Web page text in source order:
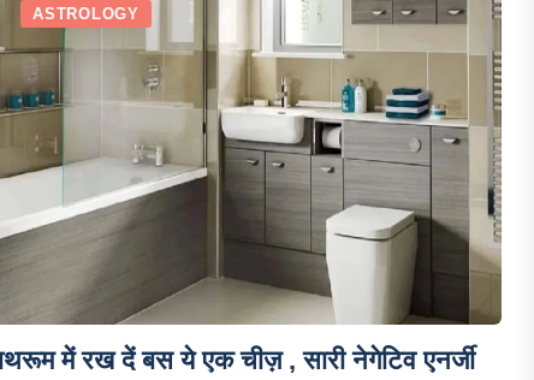
ASTROLOGY
में रख दें बस ये एक चीज़ , सारी नेगेटिव एनर्जी